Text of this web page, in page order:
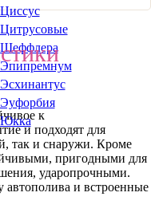
Циссус
Цитрусовые
Шеффлера
Эпипремнум
Эсхинантус
Эуфорбия
Юкка к
и подходят для
так и снаружи. Кроме
пригодными для
ударопрочными.
и встроенные